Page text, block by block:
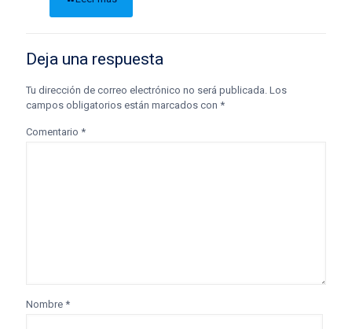
Deja una respuesta
Tu dirección de correo electrónico no será publicada. Los
campos obligatorios están marcados con *
Comentario *
Nombre *